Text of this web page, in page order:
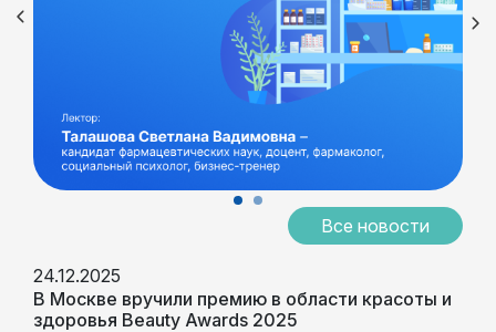
Все новости
24.12.2025
В Москве вручили премию в области красоты и
здоровья Beauty Awards 2025